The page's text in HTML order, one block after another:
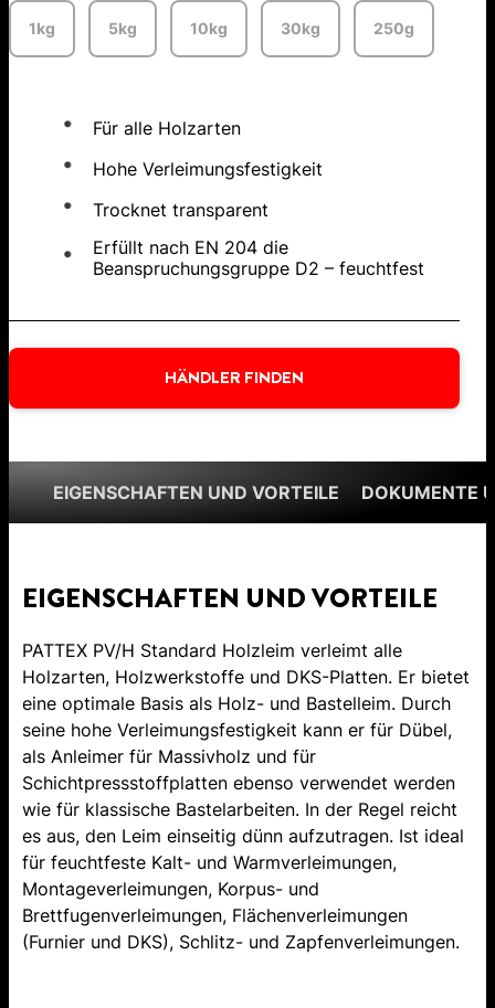
1kg 5kg 10kg 30kg 250g
Für alle Holzarten
Hohe Verleimungsfestigkeit
Trocknet transparent
Erfüllt nach EN 204 die
Beanspruchungsgruppe D2 – feuchtfest
HÄNDLER FINDEN
EIGENSCHAFTEN UND VORTEILE DOKUMENTE
EIGENSCHAFTEN UND VORTEILE
PATTEX PV/H Standard Holzleim verleimt alle
Holzarten, Holzwerkstoffe und DKS-Platten. Er bietet
eine optimale Basis als Holz- und Bastelleim. Durch
seine hohe Verleimungsfestigkeit kann er für Dübel,
als Anleimer für Massivholz und für
Schichtpressstoffplatten ebenso verwendet werden
wie für klassische Bastelarbeiten. In der Regel reicht
es aus, den Leim einseitig dünn aufzutragen. Ist ideal
für feuchtfeste Kalt- und Warmverleimungen,
Montageverleimungen, Korpus- und
Brettfugenverleimungen, Flächenverleimungen
(Furnier und DKS), Schlitz- und Zapfenverleimungen.